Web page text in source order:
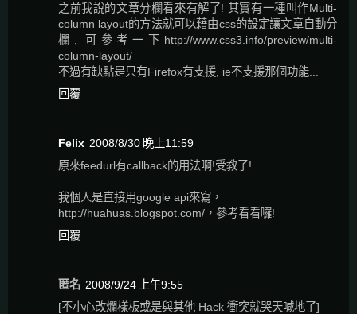
之前我說的文章分欄看來有解了! 其實有一種叫作Multi-
column layout的方法就可以藉由css的設定讓文章自動分
欄, 可參考一下http://www.css3.info/preview/multi-
column-layout/
不過有缺點是只有Firefox有支援, ie不支援那個功能...
回覆
Felix 2008/8/30 晚上11:59
原來feedurl有callback的用法啊!受教了!
我個人是直接用google api來寫，
http://huahuas.blogspot.com/，參考看看囉!
回覆
匿名 2008/9/24 上午9:55
[不小心改爛樣板或是與其他 Hack 衝突就哭天喊地了]